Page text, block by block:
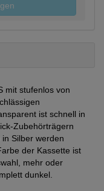
mit stufenlos von
ist schnell in
Zubehörträgern
Silber werden
der Kassette ist
mehr oder
dunkel.